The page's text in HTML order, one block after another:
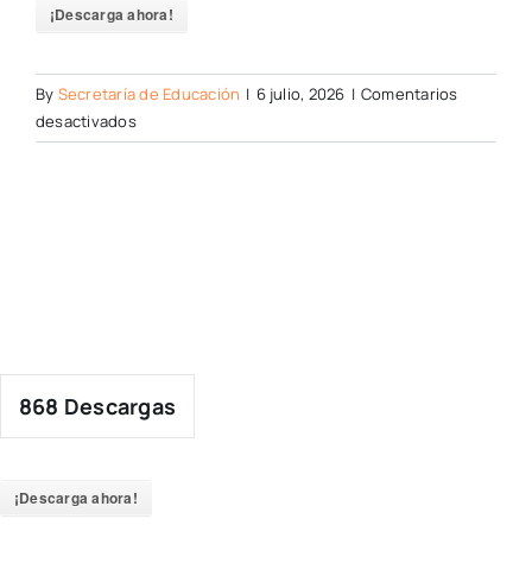
¡Descarga ahora!
By Secretaría de Educación | 6 julio, 2026 | Comentarios
desactivadosen
868 Descargas
¡Descarga ahora!